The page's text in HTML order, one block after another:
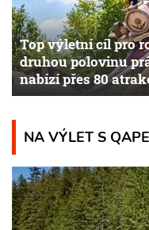
Top výletní cíl pro
druhou polovinu
nabízí přes 80
NA VÝLET S